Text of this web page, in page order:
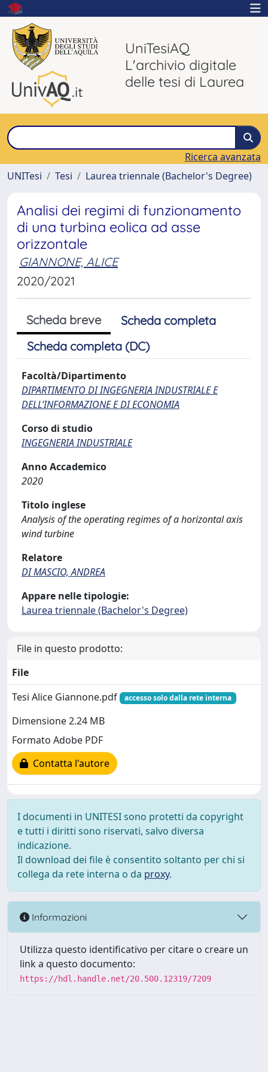
UniTesiAQ
L'archivio digitale
delle tesi di Laurea
Ricerca avanzata
UNITesi
Tesi Laurea triennale (Bachelor's Degree)
Analisi dei regimi di funzionamento
di una turbina eolica ad asse
orizzontale
GIANNONE, ALICE
2020/2021
Scheda breve
Scheda completa
Scheda completa (DC)
Facoltà/Dipartimento
DIPARTIMENTO DI INGEGNERIA INDUSTRIALE E
DELL’INFORMAZIONE E DI ECONOMIA
Corso di studio
INGEGNERIA INDUSTRIALE
Anno Accademico
2020
Titolo inglese
Analysis of the operating regimes of a horizontal axis
wind turbine
Relatore
DI MASCIO, ANDREA
Appare nelle tipologie:
Laurea triennale (Bachelor's Degree)
File in questo prodotto:
File
Tesi Alice Giannone.pdf
accesso solo dalla rete interna
Dimensione 2.24 MB
Formato Adobe PDF
Contatta l'autore
I documenti in UNITESI sono protetti da copyright
e tutti i diritti sono riservati, salvo diversa
indicazione.
Il download dei file è consentito soltanto per chi si
collega da rete interna o da proxy.
Informazioni
Utilizza questo identificativo per citare o creare un
link a questo documento:
https://hdl.handle.net/20.500.12319/7209